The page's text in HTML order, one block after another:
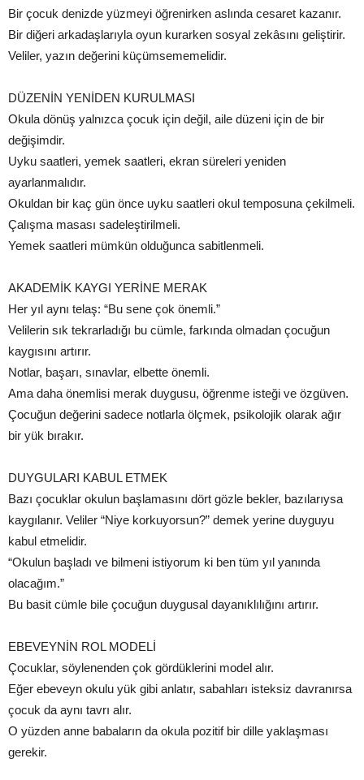
Bir çocuk denizde yüzmeyi öğrenirken aslında cesaret kazanır.
Bir diğeri arkadaşlarıyla oyun kurarken sosyal zekâsını geliştirir.
Veliler, yazın değerini küçümsememelidir.
DÜZENİN YENİDEN KURULMASI
Okula dönüş yalnızca çocuk için değil, aile düzeni için de bir
değişimdir.
Uyku saatleri, yemek saatleri, ekran süreleri yeniden
ayarlanmalıdır.
Okuldan bir kaç gün önce uyku saatleri okul temposuna çekilmeli.
Çalışma masası sadeleştirilmeli.
Yemek saatleri mümkün olduğunca sabitlenmeli.
AKADEMİK KAYGI YERİNE MERAK
Her yıl aynı telaş: “Bu sene çok önemli.”
Velilerin sık tekrarladığı bu cümle, farkında olmadan çocuğun
kaygısını artırır.
Notlar, başarı, sınavlar, elbette önemli.
Ama daha önemlisi merak duygusu, öğrenme isteği ve özgüven.
Çocuğun değerini sadece notlarla ölçmek, psikolojik olarak ağır
bir yük bırakır.
DUYGULARI KABUL ETMEK
Bazı çocuklar okulun başlamasını dört gözle bekler, bazılarıysa
kaygılanır. Veliler “Niye korkuyorsun?” demek yerine duyguyu
kabul etmelidir.
“Okulun başladı ve bilmeni istiyorum ki ben tüm yıl yanında
olacağım.”
Bu basit cümle bile çocuğun duygusal dayanıklılığını artırır.
EBEVEYNİN ROL MODELİ
Çocuklar, söylenenden çok gördüklerini model alır.
Eğer ebeveyn okulu yük gibi anlatır, sabahları isteksiz davranırsa
çocuk da aynı tavrı alır.
O yüzden anne babaların da okula pozitif bir dille yaklaşması
gerekir.